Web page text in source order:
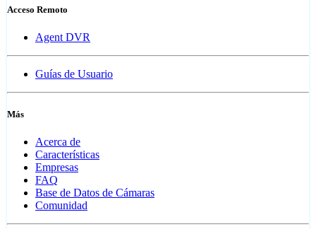
Acceso Remoto
Agent DVR
Guías de Usuario
Más
Acerca de
Características
Empresas
FAQ
Base de Datos de Cámaras
Comunidad